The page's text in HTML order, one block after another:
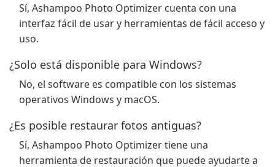
Sí, Ashampoo Photo Optimizer cuenta con una
interfaz fácil de usar y herramientas de fácil acceso y
uso.
¿Solo está disponible para Windows?
No, el software es compatible con los sistemas
operativos Windows y macOS.
¿Es posible restaurar fotos antiguas?
Sí, Ashampoo Photo Optimizer tiene una
herramienta de restauración que puede ayudarte a